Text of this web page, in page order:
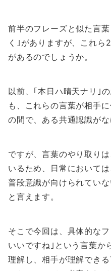
前半のフレーズと似た言
く｣がありますが、これら
があるのでしょうか。
以前、｢本日ハ晴天ナリ｣
も、これらの言葉が相手
の間で、ある共通認識がな
ですが、言葉のやり取り
いるため、日常において
普段意識が向けられてい
と言えます。
そこで今回は、具体的な
いいですね｣という言葉か
理解し、相手が理解でき